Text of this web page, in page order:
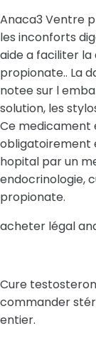
Anaca3 Ventre
les inconforts
aide a faciliter
propionate.. La
notee sur l
solution, les
Ce medicament
obligatoirement
hopital par un
endocrinologie,
propionate.
acheter légal
Cure
commander
entier.